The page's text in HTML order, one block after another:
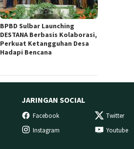
BPBD Sulbar Launching
DESTANA Berbasis Kolaborasi,
Perkuat Ketangguhan Desa
Hadapi Bencana
JARINGAN SOCIAL
Facebook Twitter
Instagram
Youtube